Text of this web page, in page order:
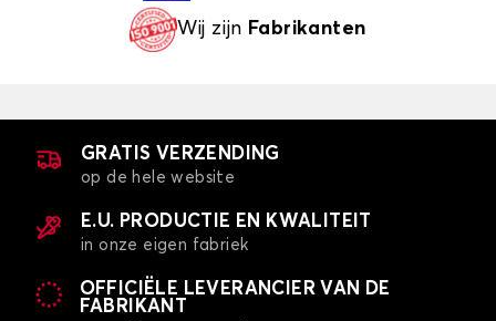
Wij zijn Fabrikanten
GRATIS VERZENDING
op de hele website
E.U. PRODUCTIE EN KWALITEIT
in onze eigen fabriek
OFFICIËLE LEVERANCIER VAN DE
FABRIKANT